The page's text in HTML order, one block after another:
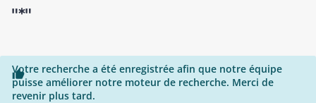
"*"

Votre recherche a été enregistrée afin que notre équipe
puisse améliorer notre moteur de recherche. Merci de
revenir plus tard.